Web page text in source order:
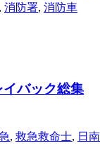
, 消防署, 消防車
バック総集
, 救急救命士, 日南